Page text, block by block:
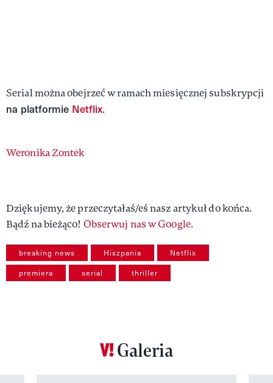
Serial można obejrzeć w ramach miesięcznej subskrypcji
na platformie Netflix.
Authors
Weronika Zontek
Dziękujemy, że przeczytałaś/eś nasz artykuł do końca.
Bądź na bieżąco! Obserwuj nas w Google.
breaking news Hiszpania Netflix
premiera serial thriller
Galeria